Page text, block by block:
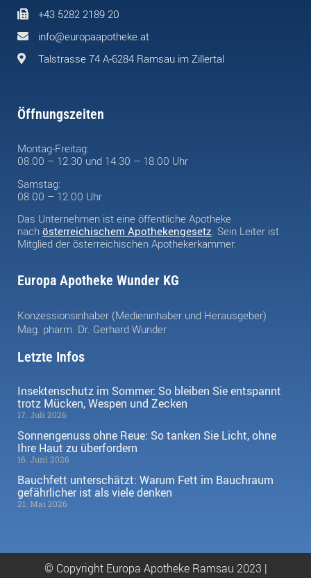
+43 5282 2189 20
info@europaapotheke.at
Talstrasse 74 A-6284 Ramsau im Zillertal
Öffnungszeiten
Montag-Freitag:
08.00 – 12.30 und 14.30 – 18.00 Uhr
Samstag:
08.00 – 12.00 Uhr
Das Unternehmen ist eine öffentliche Apotheke
nach österreichischem Apothekengesetz. Sein Leiter ist
Mitglied der österreichischen Apothekerkammer.
Europa Apotheke Wunder KG
Konzessionsinhaber (Medieninhaber und Herausgeber)
Mag. pharm. Dr. Gerhard Wunder
Letzte Infos
Insektenschutz im Sommer: So bleiben Sie entspannt
trotz Mücken, Wespen und Zecken
17. Juli 2026
Sonnengenuss ohne Reue: So tanken Sie Licht, ohne
Ihre Haut zu überfordern
16. Juni 2026
Bauchfett unterschätzt: Warum Fett im Bauchraum
gefährlicher ist als viele denken
21. Mai 2026
© Copyright Europa Apotheke Ramsau 2023 |